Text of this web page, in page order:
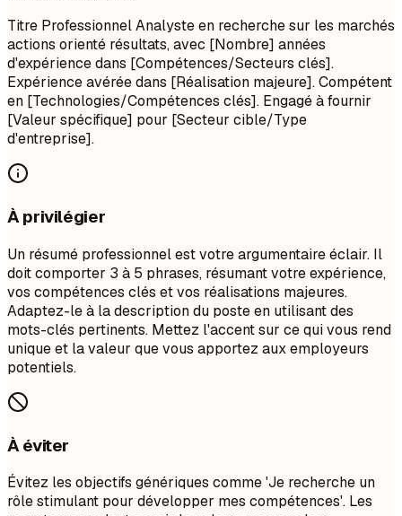
Titre Professionnel Analyste en recherche sur les marchés
actions orienté résultats, avec [Nombre] années
d'expérience dans [Compétences/Secteurs clés].
Expérience avérée dans [Réalisation majeure]. Compétent
en [Technologies/Compétences clés]. Engagé à fournir
[Valeur spécifique] pour [Secteur cible/Type
d'entreprise].
À privilégier
Un résumé professionnel est votre argumentaire éclair. Il
doit comporter 3 à 5 phrases, résumant votre expérience,
vos compétences clés et vos réalisations majeures.
Adaptez-le à la description du poste en utilisant des
mots-clés pertinents. Mettez l'accent sur ce qui vous rend
unique et la valeur que vous apportez aux employeurs
potentiels.
À éviter
Évitez les objectifs génériques comme 'Je recherche un
rôle stimulant pour développer mes compétences'. Les